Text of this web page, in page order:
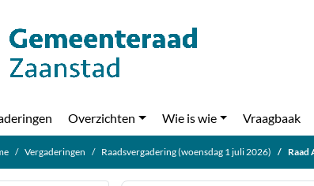
Overzichten Wie is wie Vraagbaak
Vergaderingen Raadsvergadering (woensdag 1 juli 2026) Raad